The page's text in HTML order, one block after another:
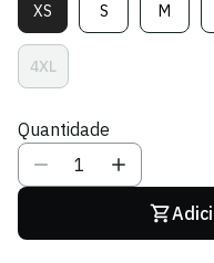
XSVariante
Esgotada
Ou
Indisponível
SVariante
Esgotada
M
4XLVariante
Esgotada
Indisponível
Quantidade